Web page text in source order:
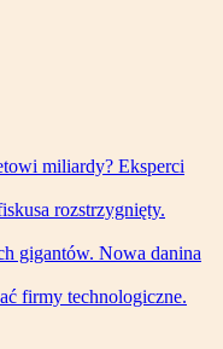
miliardy? Eksperci
rozstrzygnięty.
gigantów. Nowa danina
firmy technologiczne.